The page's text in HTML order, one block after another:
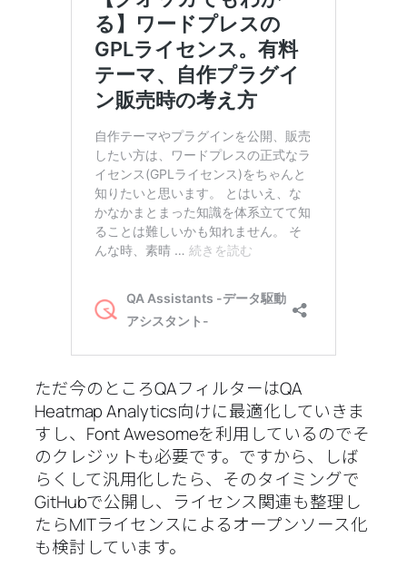
ただ今のところQAフィルターはQA
Heatmap Analytics向けに最適化していきま
すし、Font Awesomeを利用しているのでそ
のクレジットも必要です。ですから、しば
らくして汎用化したら、そのタイミングで
GitHubで公開し、ライセンス関連も整理し
たらMITライセンスによるオープンソース化
も検討しています。